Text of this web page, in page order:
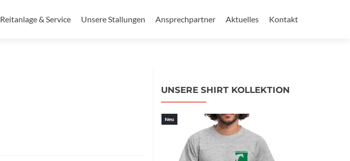
Inhalt
Reitanlage & Service Unsere Stallungen Ansprechpartner Aktuelles Kontakt
UNSERE SHIRT KOLLEKTION